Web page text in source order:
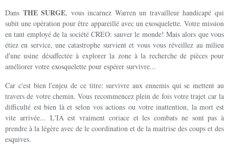
Dans THE SURGE, vous incarnez Warren un travailleur handicapé qui
subit une opération pour être appareillé avec un exosquelette. Votre mission
en tant employé de la société CREO: sauver le monde! Mais alors que vous
étiez en service, une catastrophe survient et vous vous réveillez au milieu
d'une usine désaffectée à explorer la zone à la recherche de pièces pour
améliorer votre exosquelette pour espérer survivre...
Car c'est bien l'enjeu de ce titre: survivre aux ennemis qui se mettent au
travers de votre chemin. Vous recommencez plein de fois votre trajet car la
difficulté est bien là et selon vos actions ou votre inattention, la mort est
vite arrivée... L'IA est vraiment coriace et les combats ne sont pas à
prendre à la légère avec de le coordination et de la maitrise des coups et des
esquives.